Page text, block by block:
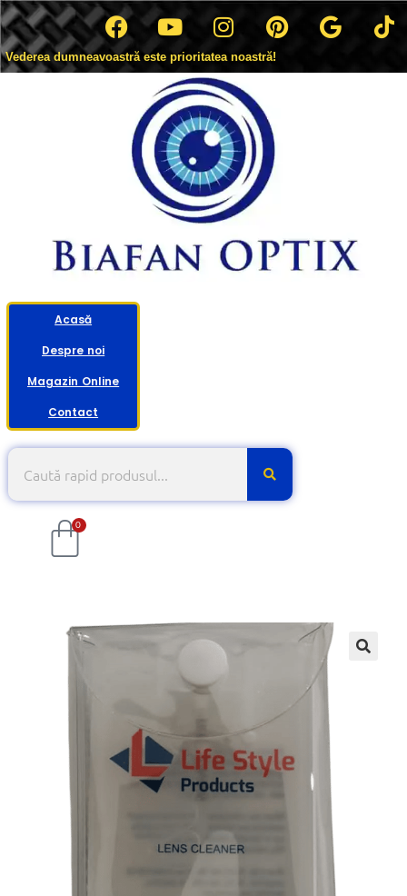
Vederea dumneavoastră este prioritatea noastră!
Acasă
Despre noi
Magazin Online
Contact
0